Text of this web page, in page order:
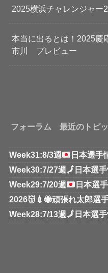
2025横浜チャレンジャ
本当に出るとは！2025慶
市川 プレビュー
フォーラム 最近のトピ
Week31:8/3週 日本選手
Week30:7/27週 🗾 日本選
Week29:7/20週
日本選
2026👹💉🐝頑張れ太郎選
Week28:7/13週 🗾 日本選